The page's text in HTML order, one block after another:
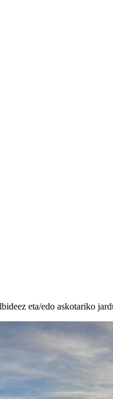
eta/edo askotariko